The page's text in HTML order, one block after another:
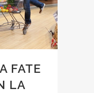
FATE
LA